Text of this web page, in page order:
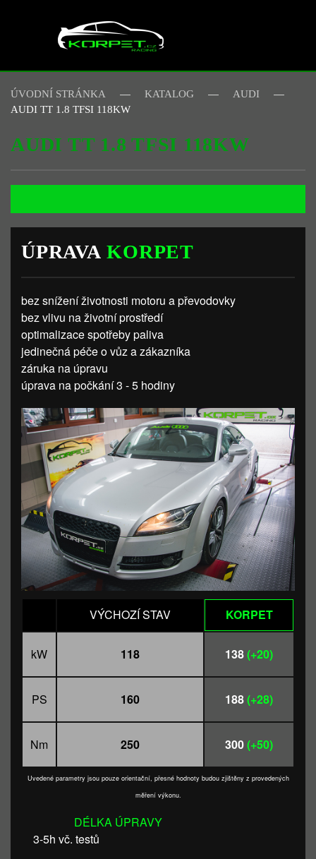
Skip to main content
ÚVODNÍ STRÁNKA KATALOG
AUDI
AUDI TT 1.8 TFSI 118KW
AUDI TT 1.8 TFSI 118KW
ÚPRAVAKORPET
bez snížení životnosti motoru a převodovky
bez vlivu na životní prostředí
optimalizace spotřeby paliva
jedinečná péče o vůz a zákazníka
záruka na úpravu
úprava na počkání 3 - 5 hodiny
VÝCHOZÍ STAV KORPET
kW 118 138(+20)
PS 160 188(+28)
Nm 250 300(+50)
Uvedené parametry jsou pouze orientační, přesné hodnoty budou zjištěny z provedených
měření výkonu.
DÉLKA ÚPRAVY
3-5h vč. testů